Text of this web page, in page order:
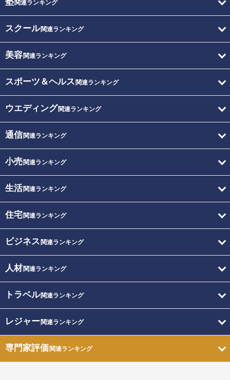
塾関連ランキング
スクール関連ランキング
美容関連ランキング
スポーツ＆ヘルス 関連ランキング
ウエディング関連ランキング
通信関連ランキング
小売関連ランキング
生活関連ランキング
住宅関連ランキング
ビジネス 関連ランキング
人材関連ランキング
トラベル関連ランキング
レジャー関連ランキング
専門家評価関連ランキング